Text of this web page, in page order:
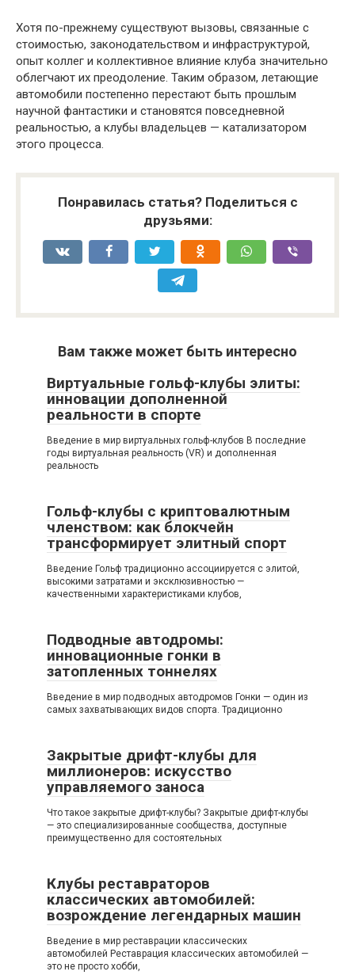
Хотя по-прежнему существуют вызовы, связанные с
стоимостью, законодательством и инфраструктурой,
опыт коллег и коллективное влияние клуба значительно
облегчают их преодоление. Таким образом, летающие
автомобили постепенно перестают быть прошлым
научной фантастики и становятся повседневной
реальностью, а клубы владельцев — катализатором
этого процесса.
Понравилась статья? Поделиться с
друзьями:
Вам также может быть интересно
Виртуальные гольф-клубы элиты:
инновации дополненной
реальности в спорте
Введение в мир виртуальных гольф-клубов В последние
годы виртуальная реальность (VR) и дополненная
реальность
Гольф-клубы с криптовалютным
членством: как блокчейн
трансформирует элитный спорт
Введение Гольф традиционно ассоциируется с элитой,
высокими затратами и эксклюзивностью —
качественными характеристиками клубов,
Подводные автодромы:
инновационные гонки в
затопленных тоннелях
Введение в мир подводных автодромов Гонки — один из
самых захватывающих видов спорта. Традиционно
Закрытые дрифт-клубы для
миллионеров: искусство
управляемого заноса
Что такое закрытые дрифт-клубы? Закрытые дрифт-клубы
— это специализированные сообщества, доступные
преимущественно для состоятельных
Клубы реставраторов
классических автомобилей:
возрождение легендарных машин
Введение в мир реставрации классических
автомобилей Реставрация классических автомобилей —
это не просто хобби,